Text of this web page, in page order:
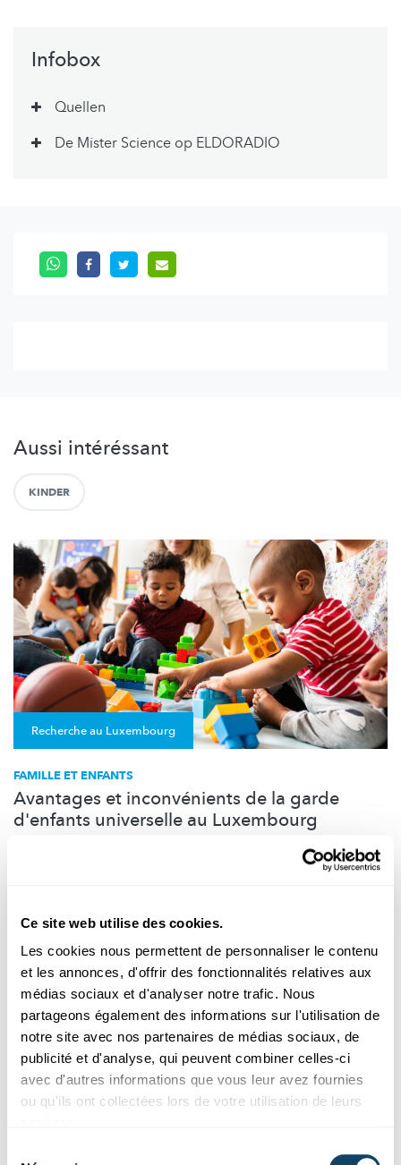
Ce site web utilise des cookies.
Les cookies nous permettent de personnaliser le contenu
et les annonces, d'offrir des fonctionnalités relatives aux
médias sociaux et d'analyser notre trafic. Nous
partageons également des informations sur l'utilisation de
notre site avec nos partenaires de médias sociaux, de
publicité et d'analyse, qui peuvent combiner celles-ci
avec d'autres informations que vous leur avez fournies
ou qu'ils ont collectées lors de votre utilisation de leurs
Infobox
Quellen
De Mister Science op ELDORADIO
Aussi intéréssant
KINDER
Recherche au Luxembourg
FAMILLE ET ENFANTS
Avantages et inconvénients de la garde
d'enfants universelle au Luxembourg
Comment se présentent les services de garde d'enfants au
par rapport à